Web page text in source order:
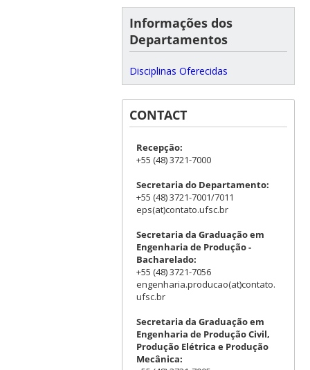
Informações dos
Departamentos
Disciplinas Oferecidas
CONTACT
Recepção:
+55 (48) 3721-7000
Secretaria do Departamento:
+55 (48) 3721-7001/7011
eps(at)contato.ufsc.br
Secretaria da Graduação em
Engenharia de Produção -
Bacharelado:
+55 (48) 3721-7056
engenharia.producao(at)contato.
ufsc.br
Secretaria da Graduação em
Engenharia de Produção Civil,
Produção Elétrica e Produção
Mecânica: